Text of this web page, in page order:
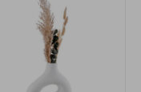
לתשלום